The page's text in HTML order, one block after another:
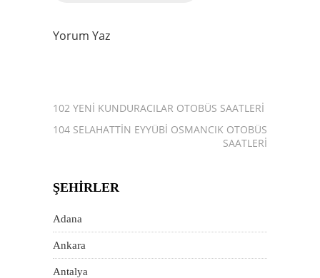
Yorum Yaz
102 YENI KUNDURACILAR OTOBÜS SAATLERI
104 SELAHATTIN EYYÜBI OSMANCIK OTOBÜS
SAATLERI
ŞEHIRLER
Adana
Ankara
Antalya